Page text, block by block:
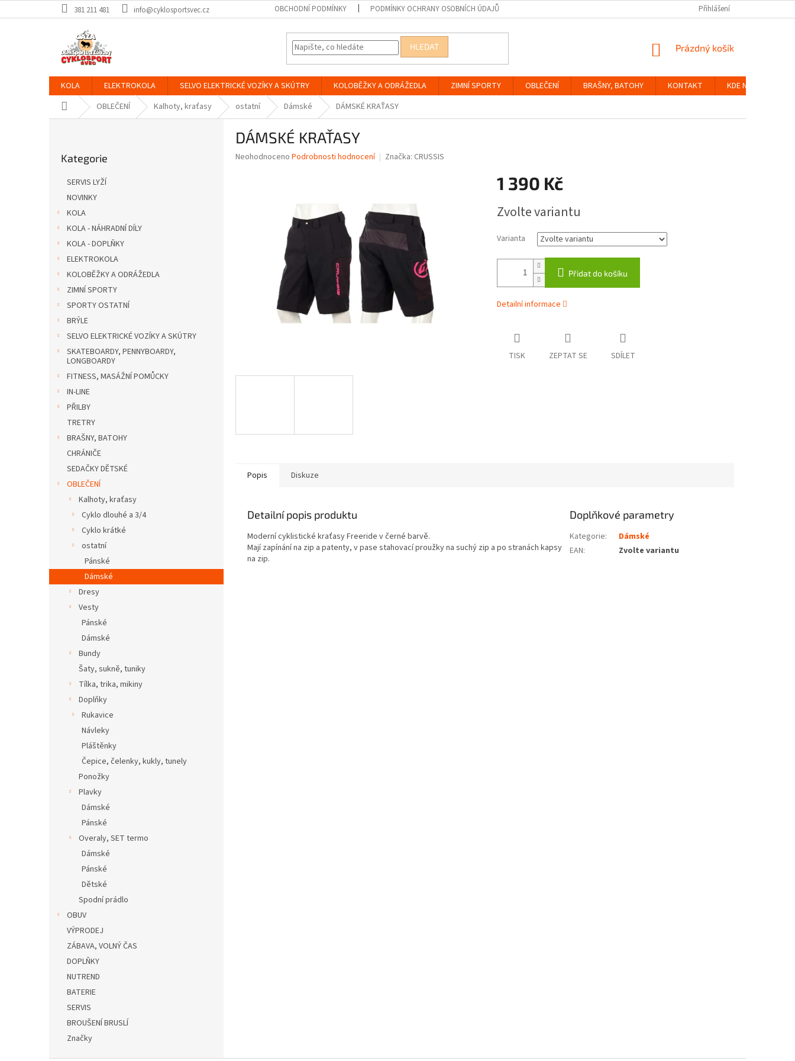
na
381 211 481 info@cyklosportsvec.cz OBCHODNÍ PODMÍNKY PODMÍNKY OCHRANY OSOBNÍCH ÚDAJŮ Přihlášení
HLEDAT
NÁKUPNÍ
Prázdný košík
KOLA ELEKTROKOLA SELVO ELEKTRICKÉ VOZÍKY A SKÚTRY KOLOBĚŽKY A ODRÁŽEDLA ZIMNÍ SPORTY OBLEČENÍ BRAŠNY, BATOHY KONTAKT
KDE NÁS NAJDETE
Domů OBLEČENÍ Kalhoty, kraťasy ostatní Dámské DÁMSKÉ KRAŤASY
kategorie
Kategorie
SERVIS LYŽÍ
NOVINKY
KOLA
KOLA - NÁHRADNÍ DÍLY
KOLA - DOPLŇKY
ELEKTROKOLA
KOLOBĚŽKY A ODRÁŽEDLA
ZIMNÍ SPORTY
SPORTY OSTATNÍ
BRÝLE
SELVO ELEKTRICKÉ VOZÍKY A SKÚTRY
SKATEBOARDY, PENNYBOARDY,
LONGBOARDY
FITNESS, MASÁŽNÍ POMŮCKY
IN-LINE
PŘILBY
TRETRY
BRAŠNY, BATOHY
CHRÁNIČE
SEDAČKY DĚTSKÉ
OBLEČENÍ
Kalhoty, kraťasy
Cyklo dlouhé a 3/4
Cyklo krátké
ostatní
Pánské
Dámské
Dresy
Vesty
Pánské
Dámské
Bundy
Šaty, sukně, tuniky
Tílka, trika, mikiny
Doplňky
Rukavice
Návleky
Pláštěnky
Čepice, čelenky, kukly, tunely
Ponožky
Plavky
Dámské
Pánské
Overaly, SET termo
Dámské
Pánské
Dětské
Spodní prádlo
OBUV
VÝPRODEJ
ZÁBAVA, VOLNÝ ČAS
DOPLŇKY
NUTREND
BATERIE
SERVIS
BROUŠENÍ BRUSLÍ
Značky
DÁMSKÉ KRAŤASY
Průměrné
Neohodnoceno Podrobnosti hodnocení Značka: CRUSSIS
1 390 Kč
cena:
Zvolte variantu
Varianta
Přidat do košíku
Detailní informace
TISK ZEPTAT SE SDÍLET
Popis Diskuze
Detailní popis produktu
Moderní cyklistické kraťasy Freeride v černé barvě.
Mají zapínání na zip a patenty, v pase stahovací proužky na suchý zip a po stranách kapsy
na zip.
Doplňkové parametry
Kategorie:
Dámské
EAN: Zvolte variantu